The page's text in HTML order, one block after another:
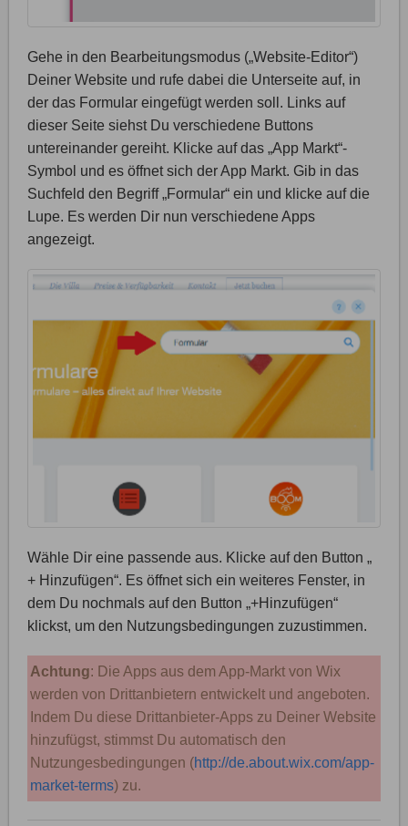
Gehe in den Bearbeitungsmodus („Website-Editor“)
Deiner Website und rufe dabei die Unterseite auf, in
der das Formular eingefügt werden soll. Links auf
dieser Seite siehst Du verschiedene Buttons
untereinander gereiht. Klicke auf das „App Markt“-
Symbol und es öffnet sich der App Markt. Gib in das
Suchfeld den Begriff „Formular“ ein und klicke auf die
Lupe. Es werden Dir nun verschiedene Apps
angezeigt.
Wähle Dir eine passende aus. Klicke auf den Button „
+ Hinzufügen“. Es öffnet sich ein weiteres Fenster, in
dem Du nochmals auf den Button „+Hinzufügen“
klickst, um den Nutzungsbedingungen zuzustimmen.
Achtung: Die Apps aus dem App-Markt von Wix
werden von Drittanbietern entwickelt und angeboten.
Indem Du diese Drittanbieter-Apps zu Deiner Website
hinzufügst, stimmst Du automatisch den
Nutzungesbedingungen (http://de.about.wix.com/app-
market-terms) zu.